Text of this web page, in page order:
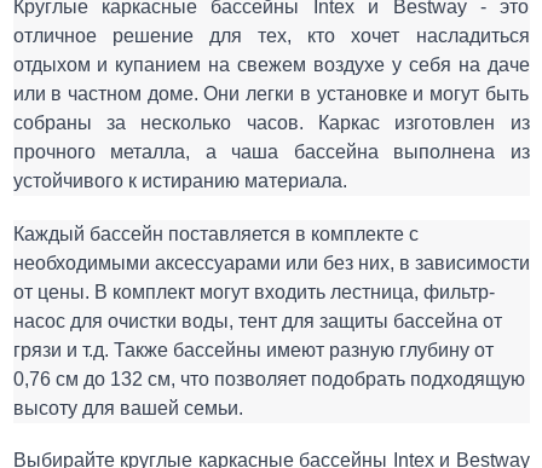
Круглые каркасные бассейны Intex и Bestway - это
отличное решение для тех, кто хочет насладиться
отдыхом и купанием на свежем воздухе у себя на даче
или в частном доме. Они легки в установке и могут быть
собраны за несколько часов. Каркас изготовлен из
прочного металла, а чаша бассейна выполнена из
устойчивого к истиранию материала.
Каждый бассейн поставляется в комплекте с
от цены. В комплект могут входить лестница, фильтр-
насос для очистки воды, тент для защиты бассейна от
грязи и т.д. Также бассейны имеют разную глубину от
0,76 см до 132 см, что позволяет подобрать подходящую
высоту для вашей семьи.
Выбирайте круглые каркасные бассейны Intex и Bestway